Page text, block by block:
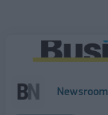
Newsroom